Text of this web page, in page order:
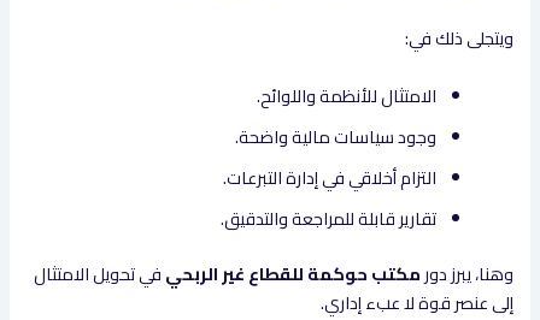
ويتجلى ذلك في:
الامتثال للأنظمة واللوائح.
وجود سياسات مالية واضحة.
التزام أخلاقي في إدارة التبرعات.
تقارير قابلة للمراجعة والتدقيق.
وهنا، يبرز دورمكتب حوكمة للقطاع غير الربحيفي تحويل الامتثال
إلى عنصر قوة لا عبء إداري.